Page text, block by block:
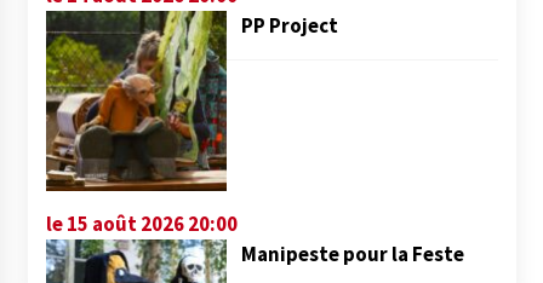
PP Project
le 15 août 2026 20:00
Manipeste pour la Feste